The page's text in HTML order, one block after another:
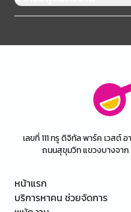
เลขที่ 111 ทรู ดิจิทัล พาร์ค เวสต์
ถนนสุขุมวิท แขวงบางจาก
หน้าแรก
บริการหาคน ช่วยจัดการ